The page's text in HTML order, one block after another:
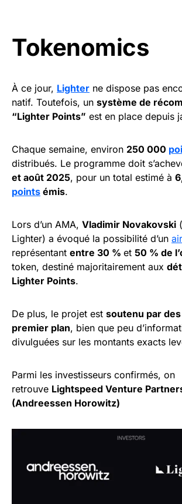
Tokenomics
À ce jour, Lighter ne dispose pas
natif. Toutefois, un système de
“Lighter Points” est en place depuis
Chaque semaine, environ 250 000
distribués. Le programme doit
et août 2025, pour un total estimé à
points émis.
Lors d’un AMA, Vladimir Novakovski
Lighter) a évoqué la possibilité d’un
représentant entre 30 % et 50 % de
token, destiné majoritairement aux
Lighter Points.
De plus, le projet est soutenu par
premier plan, bien que peu
divulguées sur les montants exacts
Parmi les investisseurs confirmés, on
retrouve Lightspeed Venture
(Andreessen Horowitz)